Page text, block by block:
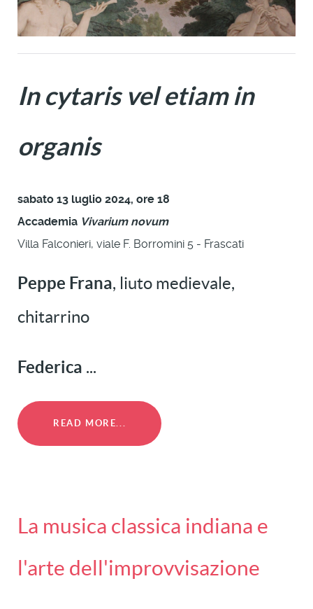
In cytaris vel etiam in
organis
sabato 13 luglio 2024, ore 18
Accademia Vivarium novum
Villa Falconieri, viale F. Borromini 5 - Frascati
Peppe Frana, liuto medievale,
chitarrino
Federica ...
READ MORE...
La musica classica indiana e
l'arte dell'improvvisazione